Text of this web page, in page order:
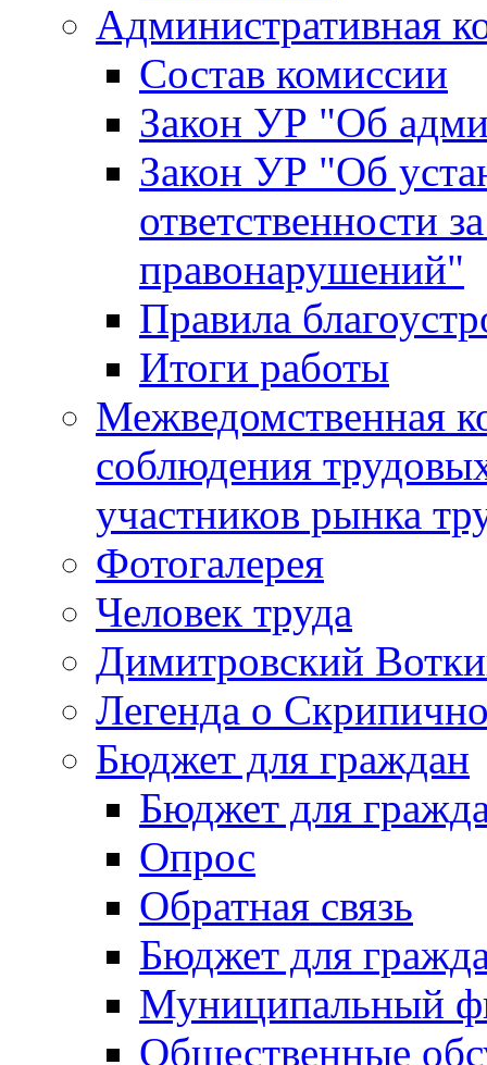
Административная
Состав комиссии
Закон УР "Об
Закон УР "Об
ответственности
правонарушений"
Правила
Итоги работы
Межведомственная
соблюдения
участников рынка
Фотогалерея
Человек труда
Димитровский
Легенда о
Бюджет для граждан
Бюджет для
Опрос
Обратная связь
Бюджет для
Муниципальный
Общественные